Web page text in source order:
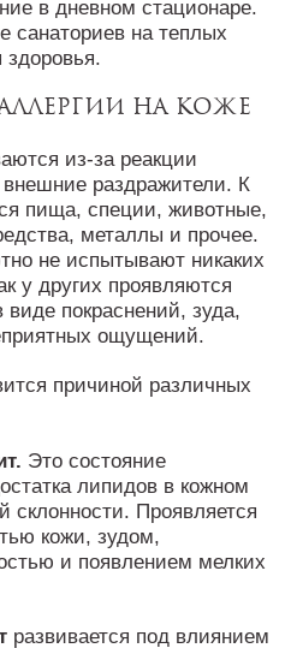
в дневном стационаре.
санаториев на теплых
здоровья.
на коже
из-за реакции
раздражители. К
пища, специи, животные,
металлы и прочее.
не испытывают никаких
у других проявляются
виде покраснений, зуда,
ощущений.
причиной различных
Это состояние
липидов в кожном
склонности. Проявляется
кожи, зудом,
и появлением мелких
развивается под влиянием